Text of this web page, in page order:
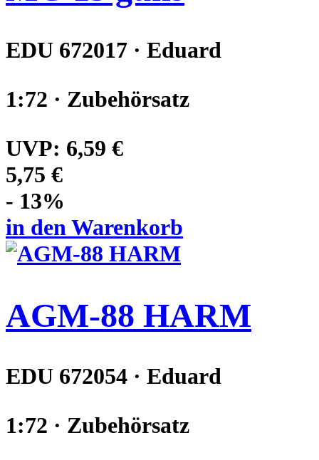
EDU 672017 · Eduard
1:72 · Zubehörsatz
UVP: 6,59 €
5,75 €
- 13%
in den Warenkorb
AGM-88 HARM
EDU 672054 · Eduard
1:72 · Zubehörsatz